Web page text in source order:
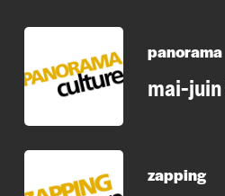
panorama
mai-
zapping